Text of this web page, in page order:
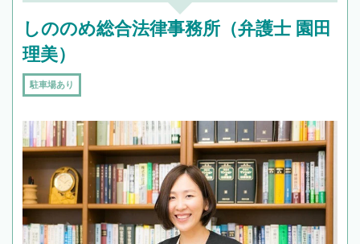
しののめ総合法律事務所（弁護士 園田
理美）
駐車場あり